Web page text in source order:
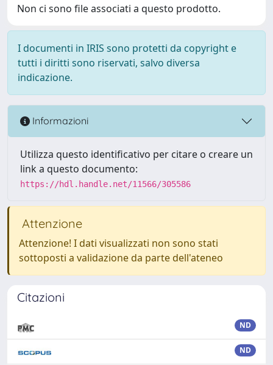
Non ci sono file associati a questo prodotto.
I documenti in IRIS sono protetti da copyright e
tutti i diritti sono riservati, salvo diversa
indicazione.
Informazioni
Utilizza questo identificativo per citare o creare un
link a questo documento:
https://hdl.handle.net/11566/305586
Attenzione
Attenzione! I dati visualizzati non sono stati
sottoposti a validazione da parte dell'ateneo
Citazioni
ND
ND